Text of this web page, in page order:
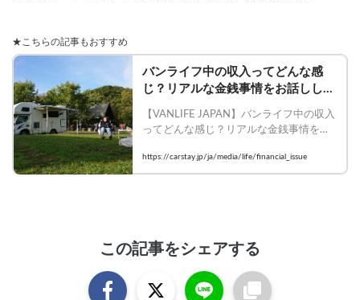
★こちらの記事もおすすめ
バンライフ中の収入ってどんな感
じ？リアルな金銭事情をお話ししま
【VANLIFE JAPAN】バンライフ中の収入
ってどんな感じ？リアルな金銭事情をお
    #バンライフ #キャンピングカー
#VANLIFEJAPAN #車中泊
https://carstay.jp/ja/media/life/financial_issue
この記事をシェアする